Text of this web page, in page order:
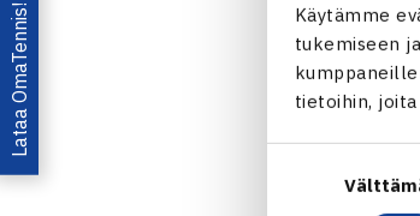
Käytämme
tukemiseen
tietoihin,
Lataa OmaTennis!